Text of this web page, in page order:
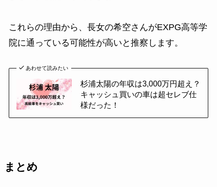
これらの理由から、長女の希空さんがEXPG高等学
院に通っている可能性が高いと推察します。
あわせて読みたい
杉浦太陽の年収は3,000万円超え？
キャッシュ買いの車は超セレブ仕
様だった！
まとめ